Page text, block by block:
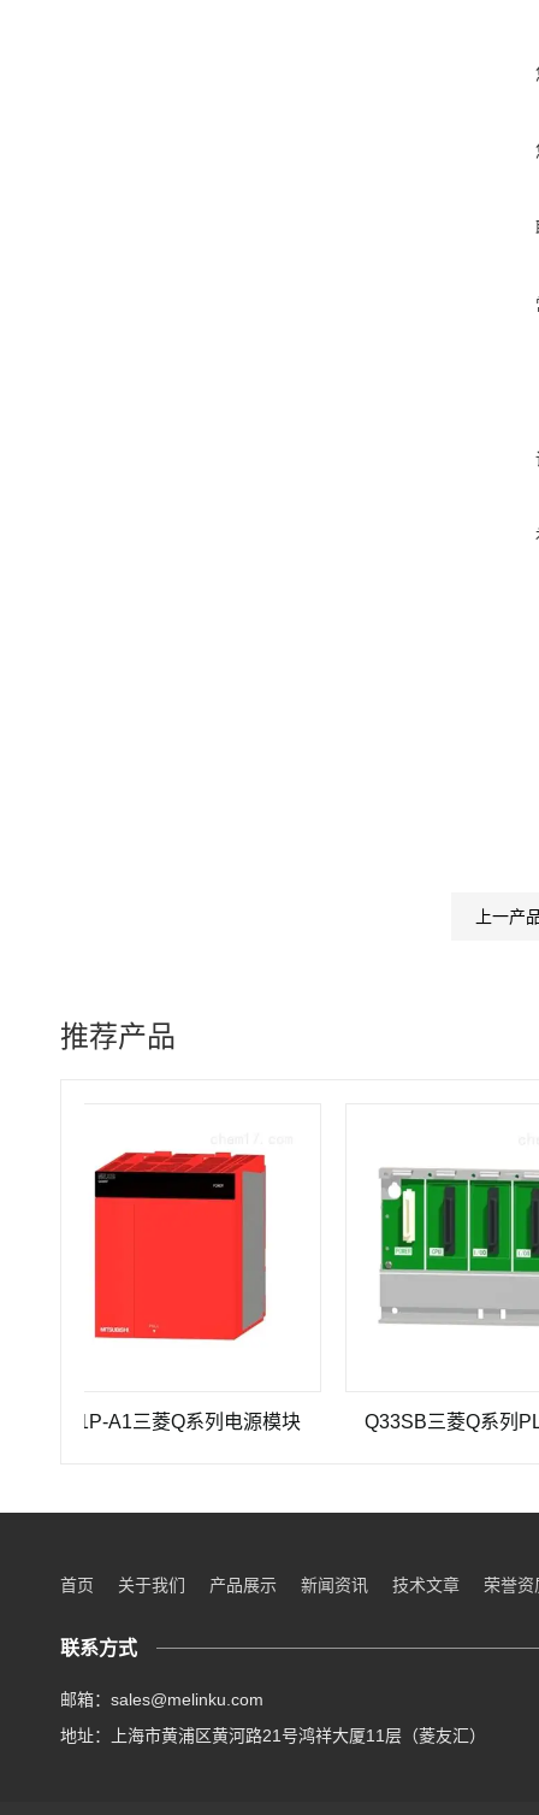
上一产
推荐产品
A1三菱Q系列电源模块 Q33SB三菱Q系列PLC主基
首页 关于我们 产品展示 新闻资讯 技术文章 荣誉资
联系方式
邮箱：sales@melinku.com
地址：上海市黄浦区黄河路21号鸿祥大厦11层（菱友汇）